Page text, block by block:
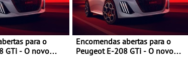
para o
GTi - O novo
Encomendas abertas para o
Peugeot E-208 GTi - O novo